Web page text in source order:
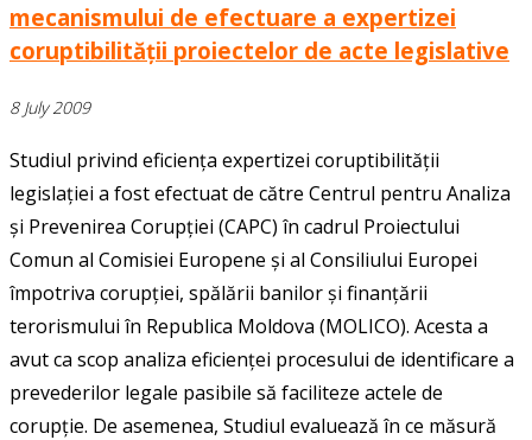
mecanismului de efectuare a expertizei
coruptibilității proiectelor de acte legislative
8 July 2009
Studiul privind eficiența expertizei coruptibilității
legislației a fost efectuat de către Centrul pentru Analiza
și Prevenirea Corupției (CAPC) în cadrul Proiectului
Comun al Comisiei Europene și al Consiliului Europei
împotriva corupției, spălării banilor și finanțării
terorismului în Republica Moldova (MOLICO). Acesta a
avut ca scop analiza eficienței procesului de identificare a
prevederilor legale pasibile să faciliteze actele de
corupție. De asemenea, Studiul evaluează în ce măsură